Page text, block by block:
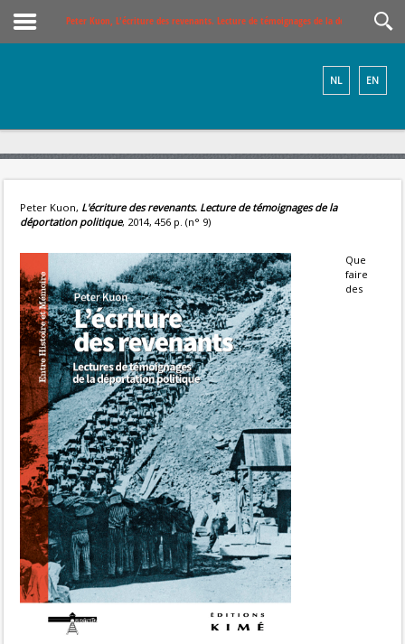
Peter Kuon, L'écriture des revenants. Lecture de témoignages de la déportation
EN
NL
Peter Kuon, L'écriture des revenants. Lecture de témoignages de la
déportation politique, 2014, 456 p. (n° 9)
Que
faire
des